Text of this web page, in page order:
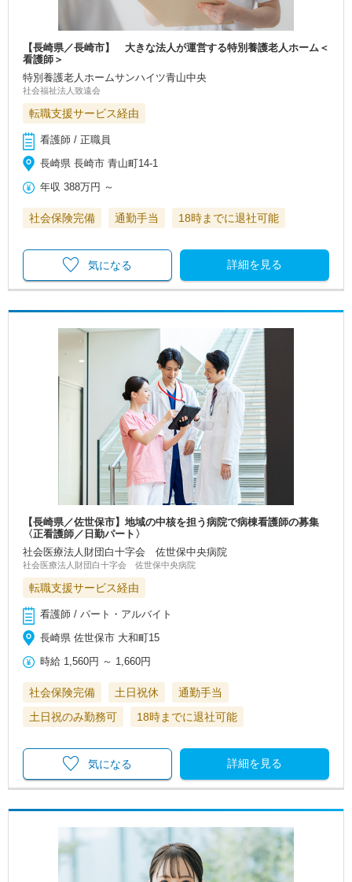
【長崎県／長崎市】 大きな法人が運営する特別養護老人ホーム＜
看護師＞
特別養護老人ホームサンハイツ青山中央
社会福祉法人致遠会
転職支援サービス経由
看護師 / 正職員
長崎県 長崎市 青山町14-1
年収 388万円 ～
社会保険完備 通勤手当 18時までに退社可能
詳細を見る
気になる
【長崎県／佐世保市】地域の中核を担う病院で病棟看護師の募集
〈正看護師／日勤パート〉
社会医療法人財団白十字会 佐世保中央病院
社会医療法人財団白十字会 佐世保中央病院
転職支援サービス経由
看護師 / パート・アルバイト
長崎県 佐世保市 大和町15
時給 1,560円 ～ 1,660円
社会保険完備 土日祝休
通勤手当
土日祝のみ勤務可
18時までに退社可能
詳細を見る
気になる